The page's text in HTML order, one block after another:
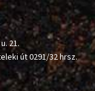
21.
út 0291/32 hrsz.